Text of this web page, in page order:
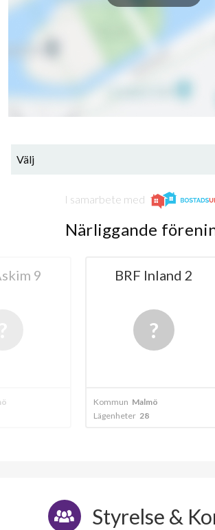
Välj
I samarbete med
Närliggande
Inland 2
Malmö
BRF Fjädern
Kommun Malmö
Lägenheter
Styrelse &